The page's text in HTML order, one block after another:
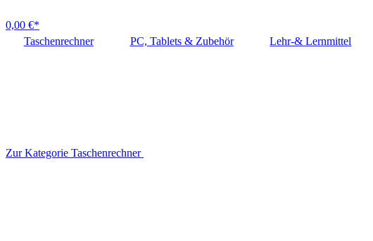
0,00 €*
Taschenrechner
PC, Tablets & Zubehör Lehr-& Lernmittel
Zur Kategorie Taschenrechner